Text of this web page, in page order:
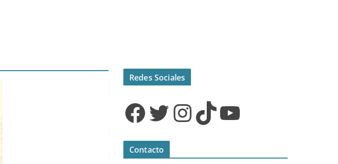
Redes Sociales
Facebook Twitter InstagramTikTok YouTube
Contacto